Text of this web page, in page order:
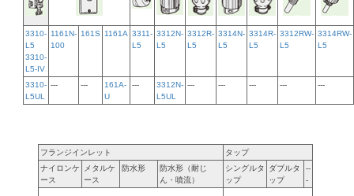
3310-
L5
3310-
L5-IV
1161N-
100
161S 1161A 3311-
L5
3312N-
L5
3312R-
L5
3314N-
L5
3314R-
L5
3312RW-
L5
3314RW-
L5
3310-
L5UL
--- ---
161A-
U
---
3312N-
L5UL
--- --- --- --- ---
フランジインレット
タップ
ナイロンケ
ース
メタルケ
ース
防水形
防水形（耐じ
ん・噴流）
シングルタ
ップ
ダブルタ
ップ
--
-